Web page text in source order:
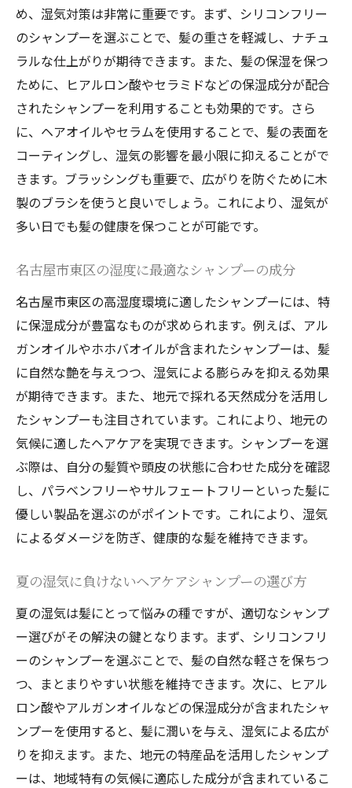
め、湿気対策は非常に重要です。まず、シリコンフリー
のシャンプーを選ぶことで、髪の重さを軽減し、ナチュ
ラルな仕上がりが期待できます。また、髪の保湿を保つ
ために、ヒアルロン酸やセラミドなどの保湿成分が配合
されたシャンプーを利用することも効果的です。さら
に、ヘアオイルやセラムを使用することで、髪の表面を
コーティングし、湿気の影響を最小限に抑えることがで
きます。ブラッシングも重要で、広がりを防ぐために木
製のブラシを使うと良いでしょう。これにより、湿気が
多い日でも髪の健康を保つことが可能です。
名古屋市東区の湿度に最適なシャンプーの成分
名古屋市東区の高湿度環境に適したシャンプーには、特
に保湿成分が豊富なものが求められます。例えば、アル
ガンオイルやホホバオイルが含まれたシャンプーは、髪
に自然な艶を与えつつ、湿気による膨らみを抑える効果
が期待できます。また、地元で採れる天然成分を活用し
たシャンプーも注目されています。これにより、地元の
気候に適したヘアケアを実現できます。シャンプーを選
ぶ際は、自分の髪質や頭皮の状態に合わせた成分を確認
し、パラベンフリーやサルフェートフリーといった髪に
優しい製品を選ぶのがポイントです。これにより、湿気
によるダメージを防ぎ、健康的な髪を維持できます。
夏の湿気に負けないヘアケアシャンプーの選び方
夏の湿気は髪にとって悩みの種ですが、適切なシャンプ
ー選びがその解決の鍵となります。まず、シリコンフリ
ーのシャンプーを選ぶことで、髪の自然な軽さを保ちつ
つ、まとまりやすい状態を維持できます。次に、ヒアル
ロン酸やアルガンオイルなどの保湿成分が含まれたシャ
ンプーを使用すると、髪に潤いを与え、湿気による広が
りを抑えます。また、地元の特産品を活用したシャンプ
ーは、地域特有の気候に適応した成分が含まれているこ